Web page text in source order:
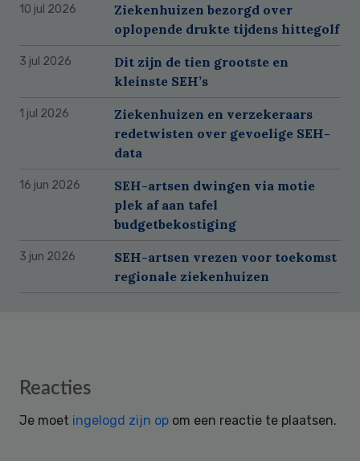
10 jul 2026
Ziekenhuizen bezorgd over
oplopende drukte tijdens hittegolf
3 jul 2026
Dit zijn de tien grootste en
kleinste SEH’s
1 jul 2026
Ziekenhuizen en verzekeraars
redetwisten over gevoelige SEH-
data
16 jun 2026
SEH-artsen dwingen via motie
plek af aan tafel
budgetbekostiging
3 jun 2026
SEH-artsen vrezen voor toekomst
regionale ziekenhuizen
Reader
Reacties
Je moet ingelogd zijn op om een reactie te plaatsen.